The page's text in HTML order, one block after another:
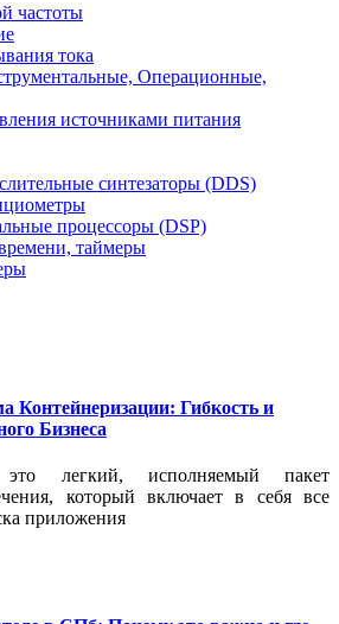
частоты
тока
Операционные,
источниками питания
синтезаторы (DDS)
процессоры (DSP)
таймеры
Контейнеризации: Гибкость и
Бизнеса
легкий, исполняемый пакет
который включает в себя все
приложения